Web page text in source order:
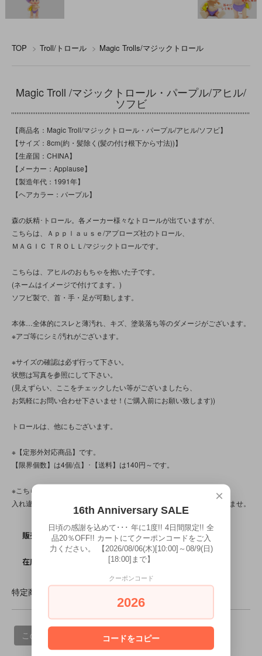
TOP > Troll/トロール > Magic Trolls/マジックトロール
Magic Troll /マジックトロール・パープル/アヒル/
ソフビ
【商品名：Magic Troll/マジックトロール・パープル/アヒル/ソフビ】
【サイズ：8cm(約・髪除く(髪の付け根下から寸法))】
【生産国：CHINA】
【メーカー：Applause】
【製造年代：1991年】
【ヘアカラー：パープル】
森の妖精･トロール。各メーカー様々なトロールが出ていますが、
こちらは、Ａｐｐｌａｕｓｅ/アプローズ社のトロール、
ＭＡＧＩＣ ＴＲＯＬＬ/マジックトロールです。
こちらは、アヒルのおもちゃを抱いた子です。
(ネームはイメージで付けてます。)
ソフビ製で、首・手・足が可動します。
本体…全体的にスレと薄汚れ、キズ、塗装落ち等のダメージがございます。
※アゴ等にシミ/汚れがございます。
※サイズの確認は必ず行って下さい。
状態は写真を参照にして下さい。
(見えずらい、ここをチェックしたい等がございましたら、
お気軽にお問い合わせ下さいませ！(ご購入前にお願い致します))
トロールは、他にもございます。
※【定形外対応商品】です。
【限界個数】は4個/点】･【送料】は140円～です。
※こちらの商品は店頭でも販売しています。
入れ違いで完売してしまう場合がございます。その際はご容赦下さいませ。
販売価格 SOLD OUT
在庫数
特定商取引法に基づく表記 (返品など)
この商品について問い合わせる
×
16th Anniversary SALE
日頃の感謝を込めて･･･ 年に1度!! 4日間限定!! 全
品20％OFF!! カートにてクーポンコードをご入
力ください。 【2026/08/06(木)[10:00]～08/9(日)
[18:00]まで】
クーポンコード
2026
コードをコピー